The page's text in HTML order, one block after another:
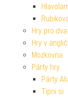
Hry pro dva
Hry v
Mozkovna
Párty hry
Párty
Tipni si